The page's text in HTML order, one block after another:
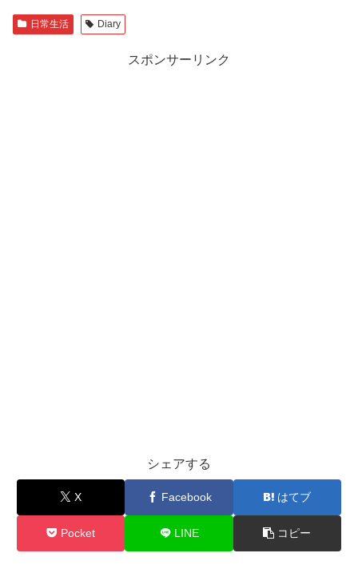
日常生活 Diary
スポンサーリンク
シェアする
X Facebook はてブ
Pocket LINE コピー